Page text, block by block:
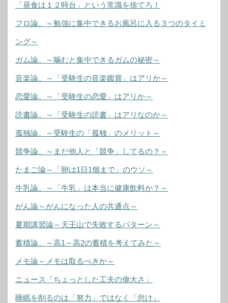
「昼食は１２時台」という常識を捨てろ！
フロ論。～勉強に集中できるお風呂に入る３つのタイミ
ング～
ガム論。～噛むと集中できるガムの秘密～
音楽論。～「受験生の音楽鑑賞」はアリか～
恋愛論。～「受験生の恋愛」はアリか～
読書論。～「受験生の読書」はアリなのか～
孤独論。～受験生の「孤独」のメリット～
競争論。～まだ他人と「競争」してるの？～
たまご論～「卵は1日1個まで」のウソ～
牛乳論。～「牛乳」は本当に健康飲料か？～
がん論～がんになった人の共通点～
夏期講習論～天王山で失敗するパターン～
蓄積論。～高1～高2の蓄積を考えてみた～
メモ論～メモは取るべきか～
ニュース「ちょっとした工夫の偉大さ」
睡眠を削るのは「努力」ではなく「怠け」